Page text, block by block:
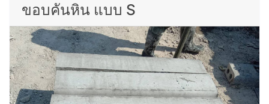
ขอบคันหิน แบบ S